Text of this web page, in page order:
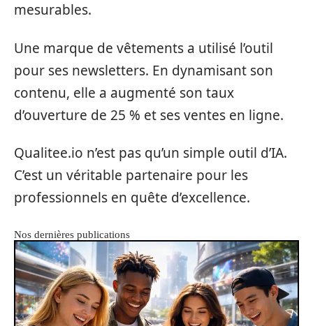
mesurables.
Une marque de vêtements a utilisé l’outil
pour ses newsletters. En dynamisant son
contenu, elle a augmenté son taux
d’ouverture de 25 % et ses ventes en ligne.
Qualitee.io n’est pas qu’un simple outil d’IA.
C’est un véritable partenaire pour les
professionnels en quête d’excellence.
Nos dernières publications